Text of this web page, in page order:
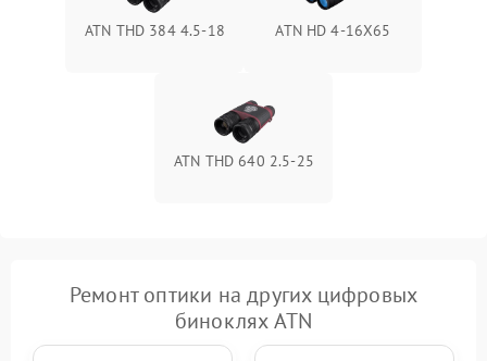
ATN THD 384 4.5-18 ATN HD 4-16X65
ATN THD 640 2.5-25
Ремонт оптики на других цифровых
биноклях ATN